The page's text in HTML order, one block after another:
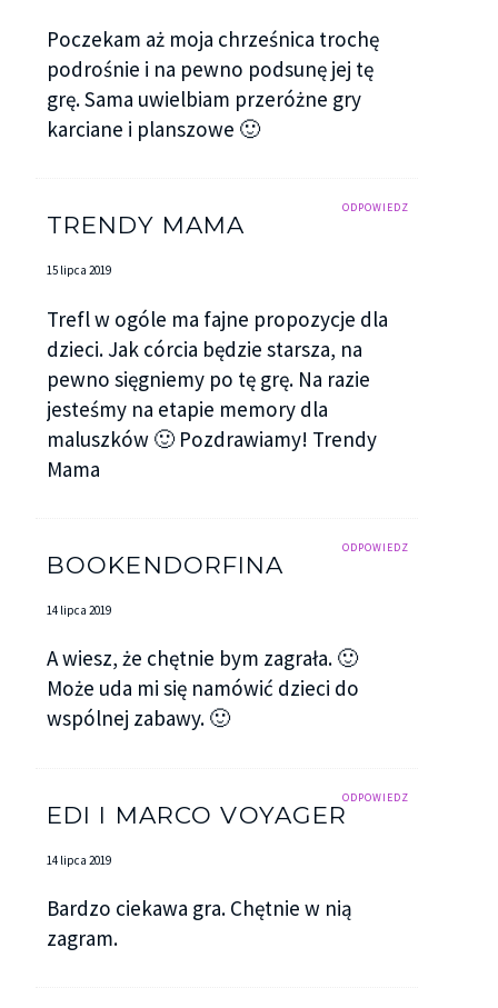
Poczekam aż moja chrześnica trochę
podrośnie i na pewno podsunę jej tę
grę. Sama uwielbiam przeróżne gry
karciane i planszowe 🙂
ODPOWIEDZ
TRENDY MAMA
15 lipca 2019
Trefl w ogóle ma fajne propozycje dla
dzieci. Jak córcia będzie starsza, na
pewno sięgniemy po tę grę. Na razie
jesteśmy na etapie memory dla
maluszków 🙂 Pozdrawiamy! Trendy
Mama
ODPOWIEDZ
BOOKENDORFINA
14 lipca 2019
A wiesz, że chętnie bym zagrała. 🙂
Może uda mi się namówić dzieci do
wspólnej zabawy. 🙂
ODPOWIEDZ
EDI I MARCO VOYAGER
14 lipca 2019
Bardzo ciekawa gra. Chętnie w nią
zagram.